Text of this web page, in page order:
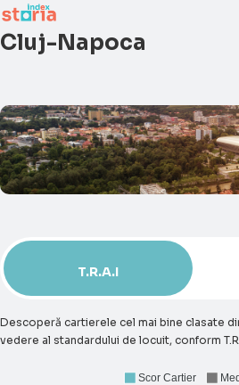
Cluj-Napoca
T.R.A.I
Descoperă cartierele cel mai bine clasate
vedere al standardului de locuit, conform
Scor Cartier